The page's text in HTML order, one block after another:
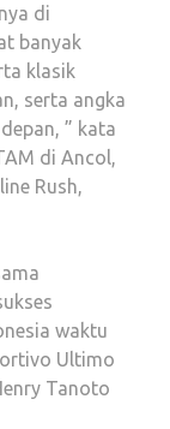
di
banyak
klasik
serta angka
” kata
di Ancol,
Rush,
waktu
Ultimo
Tanoto